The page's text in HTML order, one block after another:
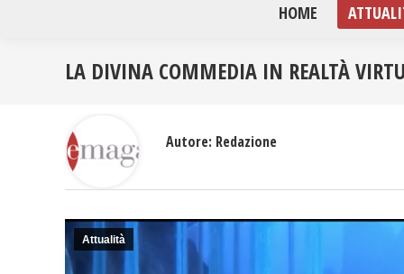
HOME
LA DIVINA COMMEDIA IN REALTÀ
Attualità
Autore: Redazione